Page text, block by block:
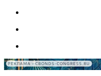
РЕКЛАМА • CBONDS-CONGRESS.RU